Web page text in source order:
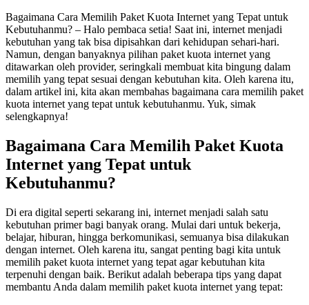
Bagaimana Cara Memilih Paket Kuota Internet yang Tepat untuk
Kebutuhanmu? – Halo pembaca setia! Saat ini, internet menjadi
kebutuhan yang tak bisa dipisahkan dari kehidupan sehari-hari.
Namun, dengan banyaknya pilihan paket kuota internet yang
ditawarkan oleh provider, seringkali membuat kita bingung dalam
memilih yang tepat sesuai dengan kebutuhan kita. Oleh karena itu,
dalam artikel ini, kita akan membahas bagaimana cara memilih paket
kuota internet yang tepat untuk kebutuhanmu. Yuk, simak
selengkapnya!
Bagaimana Cara Memilih Paket Kuota
Internet yang Tepat untuk
Kebutuhanmu?
Di era digital seperti sekarang ini, internet menjadi salah satu
kebutuhan primer bagi banyak orang. Mulai dari untuk bekerja,
belajar, hiburan, hingga berkomunikasi, semuanya bisa dilakukan
dengan internet. Oleh karena itu, sangat penting bagi kita untuk
memilih paket kuota internet yang tepat agar kebutuhan kita
terpenuhi dengan baik. Berikut adalah beberapa tips yang dapat
membantu Anda dalam memilih paket kuota internet yang tepat: